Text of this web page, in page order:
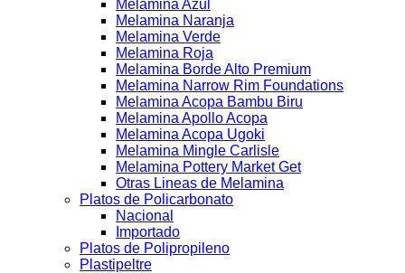
Melamina Azul
Melamina Naranja
Melamina Verde
Melamina Roja
Melamina Borde Alto Premium
Melamina Narrow Rim Foundations
Melamina Acopa Bambu Biru
Melamina Apollo Acopa
Melamina Acopa Ugoki
Melamina Mingle Carlisle
Melamina Pottery Market Get
Otras Lineas de Melamina
Platos de Policarbonato
Nacional
Importado
Platos de Polipropileno
Plastipeltre